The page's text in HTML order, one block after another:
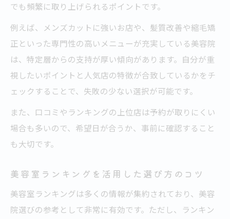
でも頻繁に取り上げられるポイントです。
例えば、メンズカットに強いお店や、髪質改善や縮毛矯
正といった専門性の高いメニューが充実している美容院
は、特定層からの支持が厚い傾向があります。自分が重
視したいポイントと人気店の特徴が合致しているかをチ
ェックすることで、失敗の少ない選択が可能です。
また、口コミやランキングの上位店は予約が取りにくい
場合も多いので、希望日が合うか、事前に確認すること
も大切です。
美容室ランキングを活用した選び方のコツ
美容室ランキングは多くの情報が集約されており、美容
院選びの参考として非常に有効です。ただし、ランキン